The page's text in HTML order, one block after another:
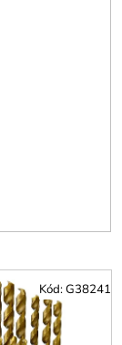
Kód:G38241